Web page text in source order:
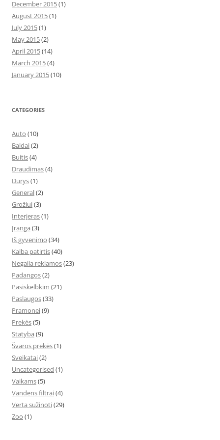
December 2015(1)
August 2015(1)
July 2015(1)
May 2015(2)
April 2015(14)
March 2015(4)
January 2015(10)
CATEGORIES
Auto (10)
Baldai(2)
Buitis(4)
Draudimas(4)
Durys(1)
General(2)
Grožiui(3)
Interjeras(1)
Įranga (3)
Iš gyvenimo (34)
Kalba patirtis(40)
Negaila reklamos(23)
Padangos(2)
Pasiskelbkim (21)
Paslaugos(33)
Pramonei(9)
Prekės(5)
Statyba (9)
Švaros prekės(1)
Sveikatai(2)
Uncategorised (1)
Vaikams(5)
Vandens filtrai(4)
Verta sužinoti(29)
Zoo (1)